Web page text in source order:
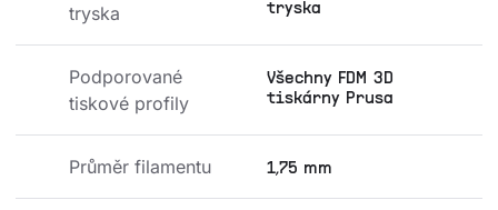
tryska
tryska
Podporované
tiskové profily
Všechny FDM 3D
tiskárny Prusa
Průměr filamentu 1,75 mm